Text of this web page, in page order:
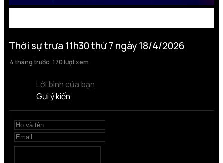
Thời sự trưa 11h30 thứ 7 ngày 18/4/2026
4 tháng trước 170 lượt xem
Lời bình của bạn
Gửi ý kiến